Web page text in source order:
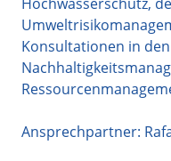
Konsultationen in
Ansprechpartner: